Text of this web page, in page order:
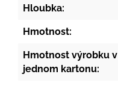
Hloubka:
Hmotnost:
Hmotnost výrobku v
jednom kartonu: